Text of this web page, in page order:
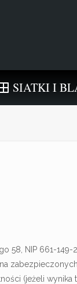
SIATKI I
58, NIP 661-
zabezpieczonych
(jeżeli